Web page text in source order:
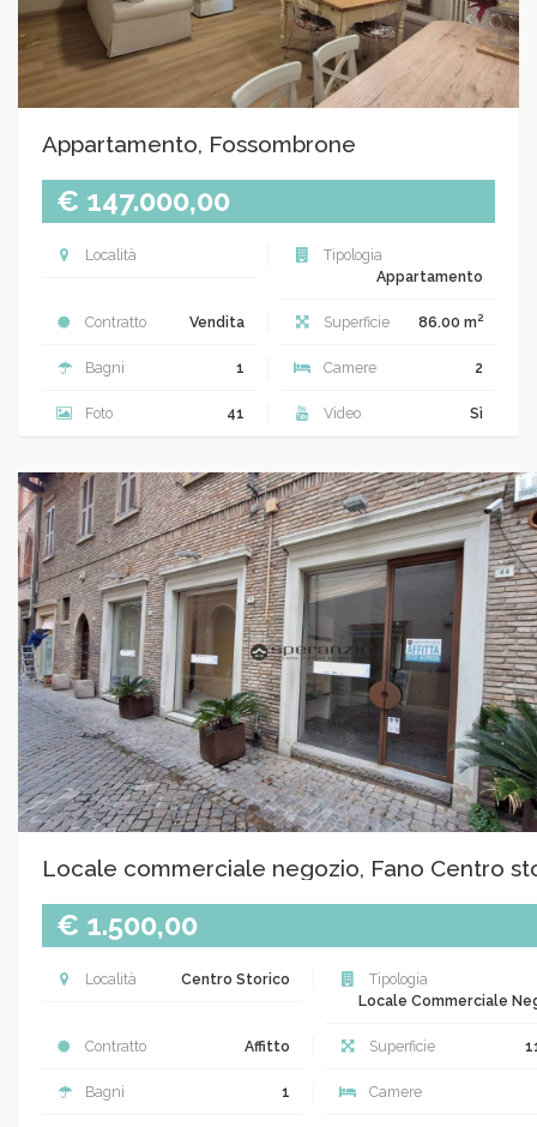
Appartamento, Fossombrone
€ 147.000,00
Località
Tipologia
Appartamento
Contratto Vendita Superficie 86.00 m2
Bagni 1 Camere 2
Foto 41 Video Sì
Locale commerciale negozio, Fano Centro
€ 1.500,00
Località Centro Storico
Tipologia
Locale Commerciale
Contratto Affitto Superficie
Bagni 1 Camere